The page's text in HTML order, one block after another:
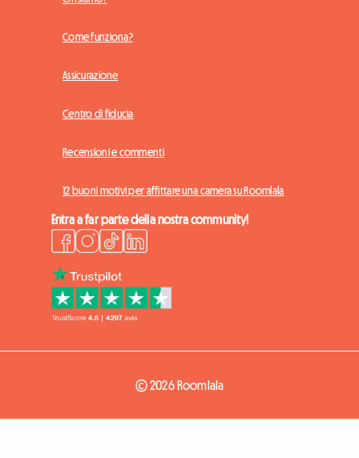
Come funziona?
Assicurazione
Centro di fiducia
Recensioni e commenti
12 buoni motivi per affittare una camera su Roomlala
Entra a far parte della nostra community!
© 2026 Roomlala